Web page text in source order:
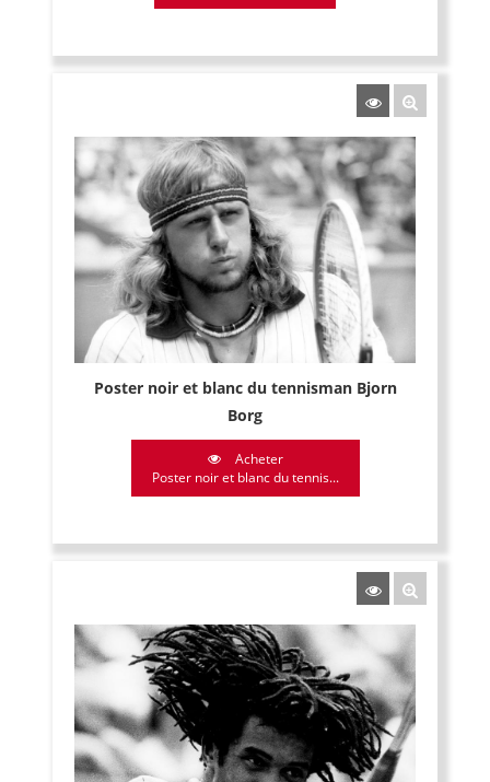
Poster noir et blanc du tennisman Bjorn
Borg
Acheter
Poster noir et blanc du tennis...